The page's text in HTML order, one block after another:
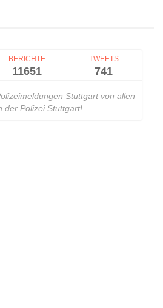
BERICHTE
11651
TWEETS
741
Stuttgart von allen
der Polizei Stuttgart!